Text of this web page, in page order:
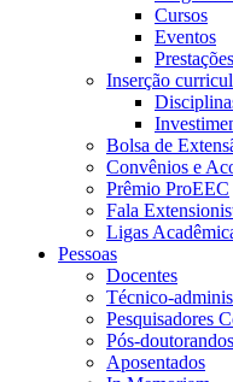
Cursos
Eventos
Inserção
Bolsa de
Convênios e
Prêmio ProEEC
Fala
Ligas
Pessoas
Docentes
Técnico-
Pesquisadores
Pós-doutorandos
Aposentados